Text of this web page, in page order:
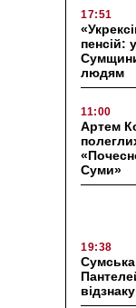
17:51
пенсій:
людям
11:00
Артем
Суми»
19:38
Сумська